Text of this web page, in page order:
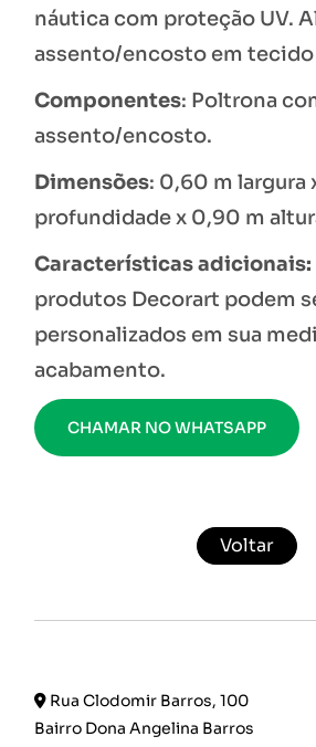
náutica com proteção UV.
assento/encosto em
Componentes: Poltrona
assento/encosto.
Dimensões: 0,60 m largura
profundidade x 0,90 m
Características adicionais:
produtos Decorart podem
personalizados em sua
acabamento.
CHAMAR NO WHATSAPP
Voltar
Rua Clodomir Barros, 100
Bairro Dona Angelina Barros